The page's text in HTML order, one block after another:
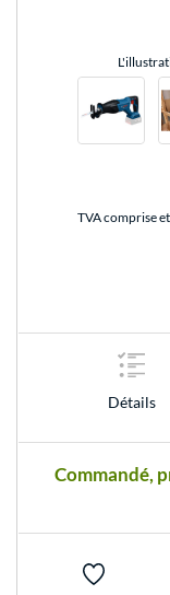
TVA comprise
Détails
Commandé,